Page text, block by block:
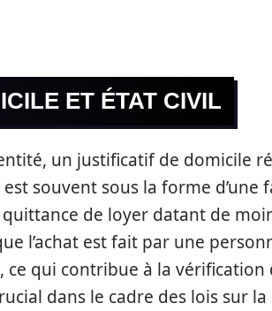
ET ÉTAT CIVIL
un justificatif de domicile
souvent sous la forme d’une
quittance de loyer datant de
l’achat est fait par une
ce qui contribue à la
dans le cadre des lois sur